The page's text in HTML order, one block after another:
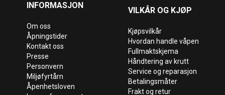
INFORMASJON
Om oss
Åpningstider
Kontakt oss
Presse
Personvern
Miljøfyrtårn
Åpenhetsloven
VILKÅR OG KJØP
Kjøpsvilkår
Hvordan handle våpen
Fullmaktskjema
Håndtering av krutt
Service og reparasjon
Betalingsmåter
Frakt og retur